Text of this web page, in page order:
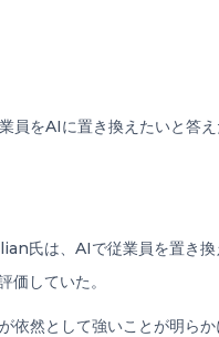
をAIに置き換えたいと答
氏は、AIで従業員を置き
していた。
依然として強いことが明ら